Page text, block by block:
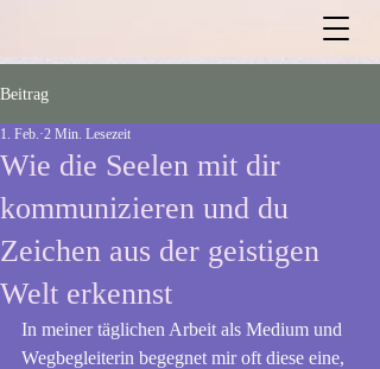
Beitrag
Wie die Seelen mit dir
kommunizieren und du
Zeichen aus der geistigen
Welt erkennst
1. Feb. 2 Min. Lesezeit
In meiner täglichen Arbeit als Medium und
Wegbegleiterin begegnet mir oft diese eine,